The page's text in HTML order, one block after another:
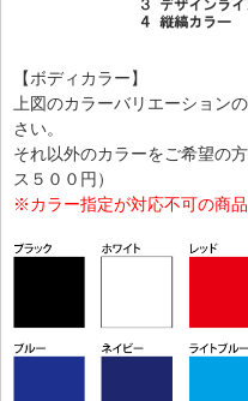
【ボディカラー】
上図のカラーバリエーション
さい。
それ以外のカラーをご希望の
ス５００円）
※カラー指定が対応不可の商品